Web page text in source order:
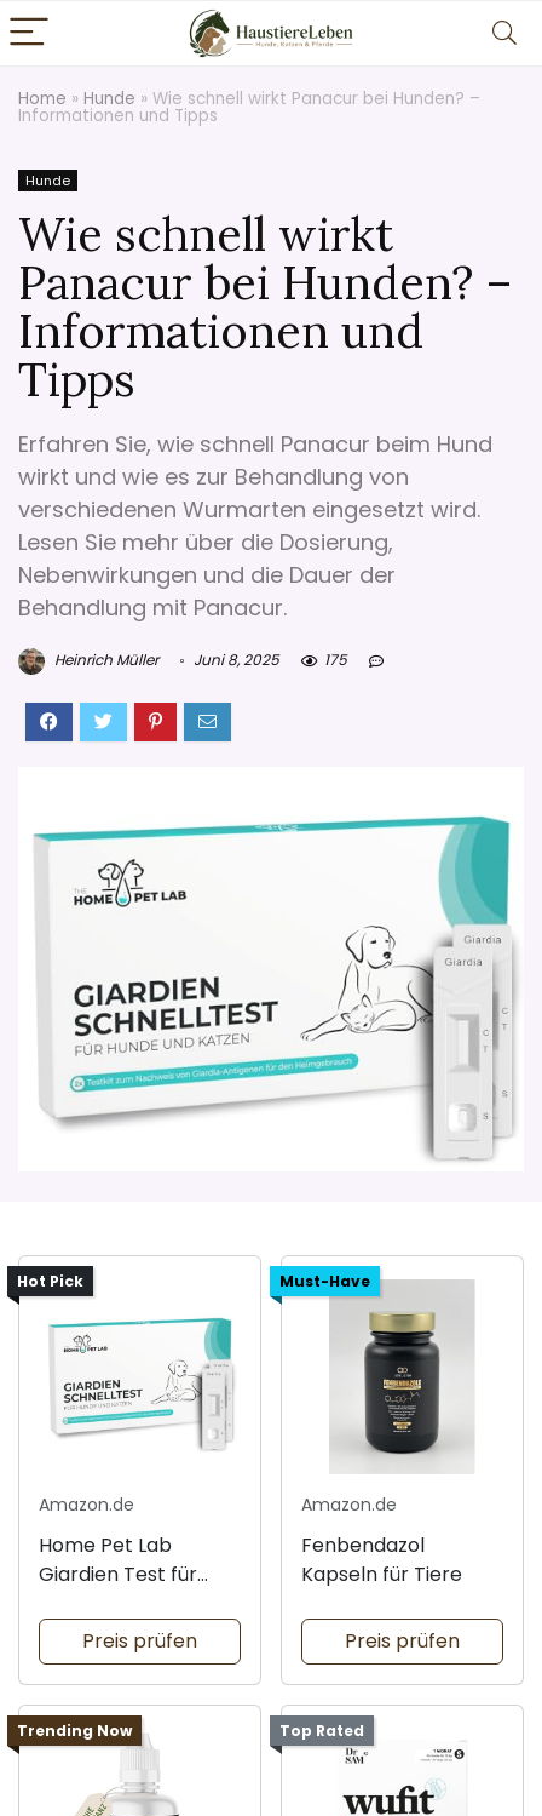
Home » Hunde » Wie schnell wirkt Panacur bei Hunden? –
Informationen und Tipps
Hunde
Wie schnell wirkt
Panacur bei Hunden? –
Informationen und
Tipps
Erfahren Sie, wie schnell Panacur beim Hund
wirkt und wie es zur Behandlung von
verschiedenen Wurmarten eingesetzt wird.
Lesen Sie mehr über die Dosierung,
Nebenwirkungen und die Dauer der
Behandlung mit Panacur.
Heinrich Müller Juni 8, 2025 175
Hot Pick
Amazon.de
Home Pet Lab
Giardien Test für
Preis prüfen
Must-Have
Amazon.de
Fenbendazol
Kapseln für Tiere
Preis prüfen
Trending Now Top Rated